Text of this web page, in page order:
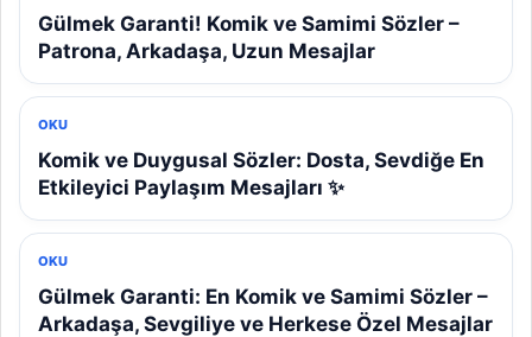
Gülmek Garanti! Komik ve Samimi Sözler –
Patrona, Arkadaşa, Uzun Mesajlar
OKU
Komik ve Duygusal Sözler: Dosta, Sevdiğe En
Etkileyici Paylaşım Mesajları ✨
OKU
Gülmek Garanti: En Komik ve Samimi Sözler –
Arkadaşa, Sevgiliye ve Herkese Özel Mesajlar